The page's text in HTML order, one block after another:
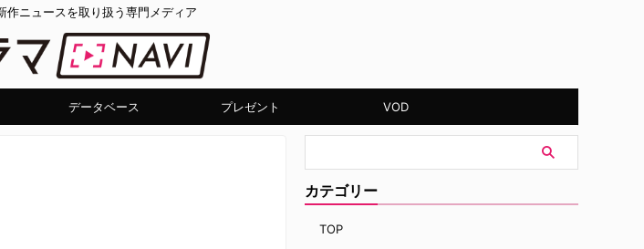
作ニュースを取り扱う専門メディア
データベース プレゼント VOD
カテゴリー
TOP